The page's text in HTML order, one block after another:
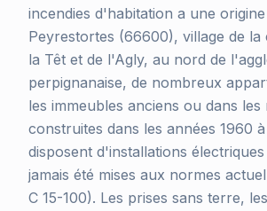
incendies d'habitation a une
Peyrestortes (66600), village de la
la Têt et de l'Agly, au nord de
perpignanaise, de nombreux
les immeubles anciens ou dans les
construites dans les années 1960
disposent d'installations
jamais été mises aux normes
C 15-100). Les prises sans terre,